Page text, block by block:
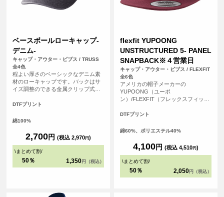
ベースボールローキャップ-
デニム-
キャップ・アウター・ビブス / TRUSS
全4色
程よい厚さのベーシックなデニム素
材のローキャップです。バックはサ
イズ調整のできる金属クリップ式の
ズ感も幅広くご使用いただけます！
DTFプリント
綿100%
2,700円 (税込 2,970円)
\まとめて割/
50％ 1,350 円（税込）
flexfit YUPOONG
UNSTRUCTURED 5- PANEL
SNAPBACK※４営業日
キャップ・アウター・ビブス / FLEXFIT
全6色
アメリカの帽子メーカーの
YUPOONG（ユーポ
ン）/FLEXFIT（フレックスフィッ
す。芯なしの5パネルでバイザーはフ
は深いタイプです。
DTFプリント
綿60%、ポリエステル40%
4,100円 (税込 4,510円)
\まとめて割/
50％ 2,050 円（税込）